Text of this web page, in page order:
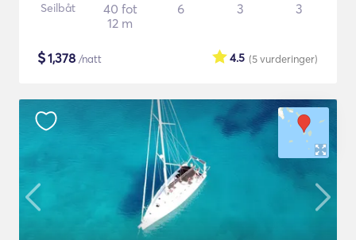
Seilbåt
40 fot
12 m
6 3 3
$1,378 /natt (5vurderinger)
4.5